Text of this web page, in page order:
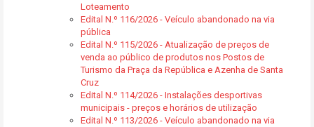
Loteamento
Edital N.º 116/2026 - Veículo abandonado na via
pública
Edital N.º 115/2026 - Atualização de preços de
venda ao público de produtos nos Postos de
Turismo da Praça da República e Azenha de Santa
Cruz
Edital N.º 114/2026 - Instalações desportivas
municipais - preços e horários de utilização
Edital N.º 113/2026 - Veículo abandonado na via